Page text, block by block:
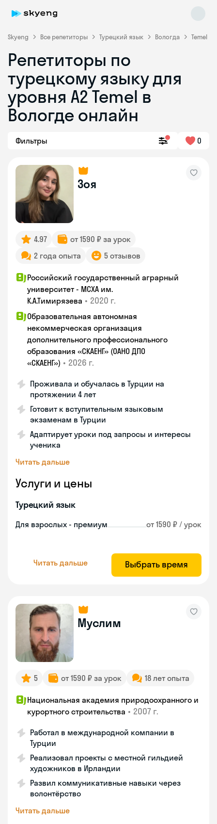
Skyeng Все репетиторы Турецкий язык Вологда Temel
Репетиторы по
турецкому языку для
уровня A2 Temel в
Вологде онлайн
Фильтры 0
Зоя
4.97
от 1590 ₽ за урок
2 года опыта
5 отзывов
Российский государственный аграрный
университет - МСХА им.
К.А.Тимирязева • 2020 г.
Образовательная автономная
некоммерческая организация
дополнительного профессионального
образования «СКАЕНГ» (ОАНО ДПО
«СКАЕНГ») • 2026 г.
Проживала и обучалась в Турции на
протяжении 4 лет
Готовит к вступительным языковым
экзаменам в Турции
Адаптирует уроки под запросы и интересы
ученика
Читать дальше
Услуги и цены
Турецкий язык
Для взрослых - премиум от 1590 ₽ / урок
Читать дальше Выбрать время
Муслим
5 от 1590 ₽ за урок 18 лет опыта
Национальная академия природоохранного и
курортного строительства • 2007 г.
Работал в международной компании в
Турции
Реализовал проекты с местной гильдией
художников в Ирландии
Развил коммуникативные навыки через
волонтёрство
Читать дальше
Skyeng Chat